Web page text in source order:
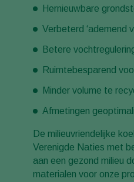
Hernieuwbare
Verbeterd ‘ademend
Betere
Ruimtebesparend
Minder volume te
Afmetingen
De milieuvriendelijke
Verenigde Naties met
aan een gezond milieu
materialen voor onze